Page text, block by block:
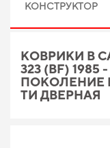
КОНСТРУКТОР
КОВРИКИ В
323 (BF) 1985
ПОКОЛЕНИЕ
ТИ ДВЕРНАЯ